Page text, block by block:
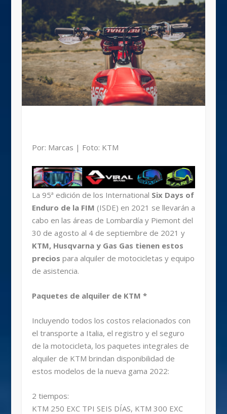
Por: Marcas | Foto: KTM
La 95ª edición de los International Six Days of
Enduro de la FIM (ISDE) en 2021 se llevarán a
cabo en las áreas de Lombardía y Piemont del
30 de agosto al 4 de septiembre de 2021 y
KTM, Husqvarna y Gas Gas tienen estos
precios para alquiler de motocicletas y equipo
de asistencia.
Paquetes de alquiler de KTM *
Incluyendo todos los costos relacionados con
el transporte a Italia, el registro y el seguro
de la motocicleta, los paquetes integrales de
alquiler de KTM brindan disponibilidad de
estos modelos de la nueva gama 2022:
2 tiempos:
KTM 250 EXC TPI SEIS DÍAS, KTM 300 EXC